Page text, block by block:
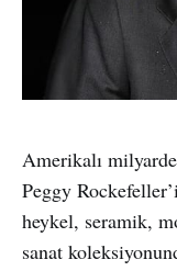
Amerikalı
Peggy
heykel, seramik,
sanat